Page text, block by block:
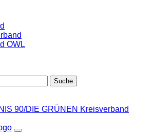
OWL
90/DIE GRÜNEN Kreisverband